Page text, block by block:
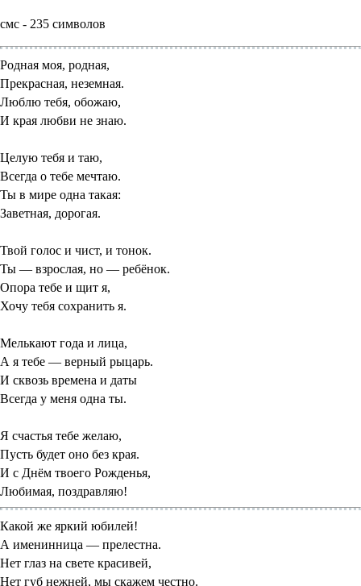
смс - 235 символов
Родная моя, родная,
Прекрасная, неземная.
Люблю тебя, обожаю,
И края любви не знаю.
Целую тебя и таю,
Всегда о тебе мечтаю.
Ты в мире одна такая:
Заветная, дорогая.
Твой голос и чист, и тонок.
Ты — взрослая, но — ребёнок.
Опора тебе и щит я,
Хочу тебя сохранить я.
Мелькают года и лица,
А я тебе — верный рыцарь.
И сквозь времена и даты
Всегда у меня одна ты.
Я счастья тебе желаю,
Пусть будет оно без края.
И с Днём твоего Рожденья,
Любимая, поздравляю!
Какой же яркий юбилей!
А именинница — прелестна.
Нет глаз на свете красивей,
Нет губ нежней, мы скажем честно.